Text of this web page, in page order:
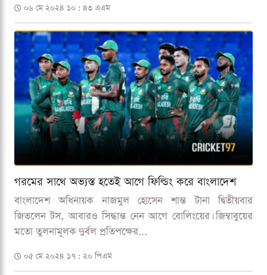
০৬ মে ২০২৪ ১০ : ৪৩ এএম
গরমের সাথে অভ্যস্ত হতেই আগে ফিল্ডিং করে বাংলাদেশ
বাংলাদেশ অধিনায়ক নাজমুল হোসেন শান্ত টানা দ্বিতীয়বার
জিতলেন টস, আবারও সিদ্ধান্ত নেন আগে বোলিংয়ের। জিম্বাবুয়ের
মতো তুলনামূলক দুর্বল প্রতিপক্ষের...
০৫ মে ২০২৪ ১৭ : ২০ পিএম